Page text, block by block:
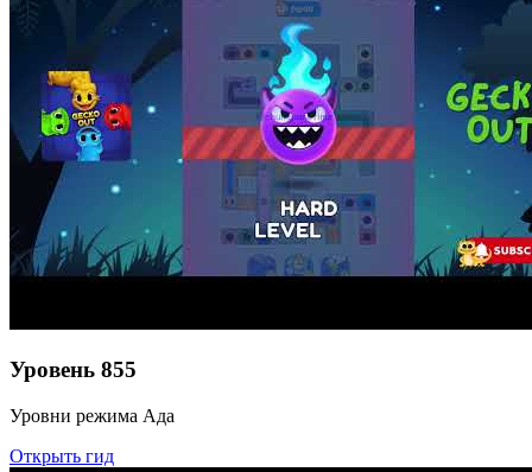
Уровень 855
Уровни режима Ада
Открыть гид